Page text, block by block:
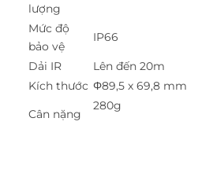
lượng
Mức độ
bảo vệ
IP66
Dải IR
Lên đến 20m
Kích thước Φ89,5 x 69,8 mm
Cân nặng
280g